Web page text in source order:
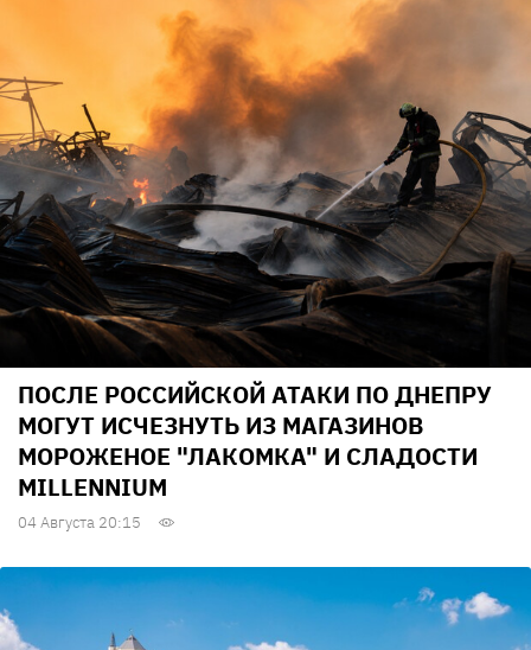
ПОСЛЕ РОССИЙСКОЙ АТАКИ ПО ДНЕПРУ
МОГУТ ИСЧЕЗНУТЬ ИЗ МАГАЗИНОВ
МОРОЖЕНОЕ "ЛАКОМКА" И СЛАДОСТИ
MILLENNIUM
04 Августа 20:15